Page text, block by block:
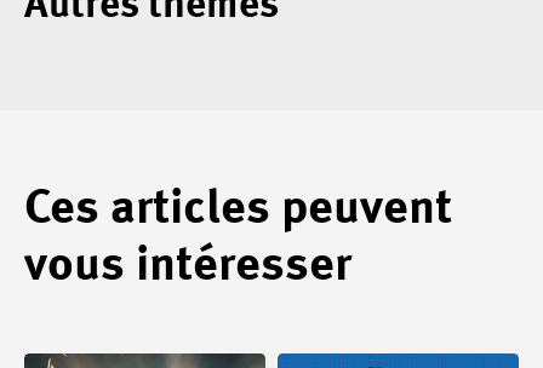
Ces articles peuvent
vous intéresser